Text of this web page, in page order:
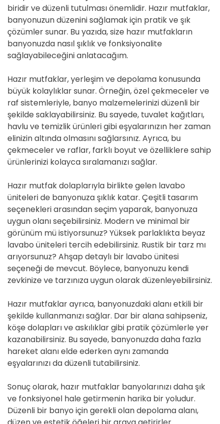
biridir ve düzenli tutulması önemlidir. Hazır mutfaklar,
banyonuzun düzenini sağlamak için pratik ve şık
çözümler sunar. Bu yazıda, size hazır mutfakların
banyonuzda nasıl şıklık ve fonksiyonalite
sağlayabileceğini anlatacağım.
Hazır mutfaklar, yerleşim ve depolama konusunda
büyük kolaylıklar sunar. Örneğin, özel çekmeceler ve
raf sistemleriyle, banyo malzemelerinizi düzenli bir
şekilde saklayabilirsiniz. Bu sayede, tuvalet kağıtları,
havlu ve temizlik ürünleri gibi eşyalarınızın her zaman
elinizin altında olmasını sağlarsınız. Ayrıca, bu
çekmeceler ve raflar, farklı boyut ve özelliklere sahip
ürünlerinizi kolayca sıralamanızı sağlar.
Hazır mutfak dolaplarıyla birlikte gelen lavabo
üniteleri de banyonuza şıklık katar. Çeşitli tasarım
seçenekleri arasından seçim yaparak, banyonuza
uygun olanı seçebilirsiniz. Modern ve minimal bir
görünüm mü istiyorsunuz? Yüksek parlaklıkta beyaz
lavabo üniteleri tercih edebilirsiniz. Rustik bir tarz mı
arıyorsunuz? Ahşap detaylı bir lavabo ünitesi
seçeneği de mevcut. Böylece, banyonuzu kendi
zevkinize ve tarzınıza uygun olarak düzenleyebilirsiniz.
Hazır mutfaklar ayrıca, banyonuzdaki alanı etkili bir
şekilde kullanmanızı sağlar. Dar bir alana sahipseniz,
köşe dolapları ve askılıklar gibi pratik çözümlerle yer
kazanabilirsiniz. Bu sayede, banyonuzda daha fazla
hareket alanı elde ederken aynı zamanda
eşyalarınızı da düzenli tutabilirsiniz.
Sonuç olarak, hazır mutfaklar banyolarınızı daha şık
ve fonksiyonel hale getirmenin harika bir yoludur.
Düzenli bir banyo için gerekli olan depolama alanı,